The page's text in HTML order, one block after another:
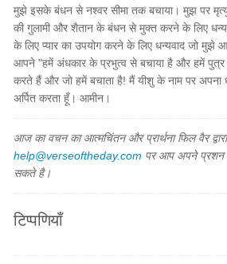
मुझे इसके बंधन से नश्वर सीमा तक बचाया। मुझ पर
की गुलामी और शैतान के बंधन से मुक्त करने के लिए
के लिए प्यार का उपयोग करने के लिए धन्यवाद जो मुझे
आपने "हमें अंधकार के प्रभुत्व से बचाया है और हमें पुत्र
करते हैं और जो हमें बचाता है! मैं यीशु के नाम पर अपना
अर्पित करता हूँ। आमीन।
आज का वचन का आत्मचिंतन और प्रार्थना फिल वैर
help@verseoftheday.com पर आप अपने प्रशन
सकते है।
टिप्पणियाँ